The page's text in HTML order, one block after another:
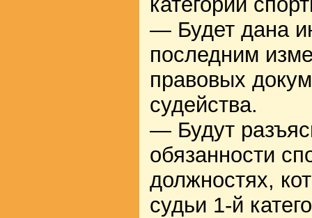
— Будет дана
последним
правовых
судейства.
— Будут
обязанности
должностях,
судьи 1-й